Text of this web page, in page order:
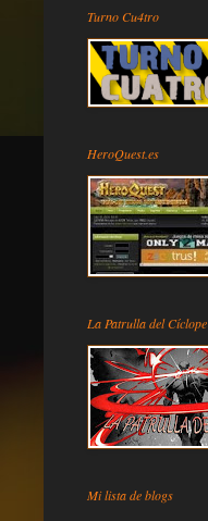
Turno Cu4tro
HeroQuest.es
La Patrulla del Cíclope
Mi lista de blogs